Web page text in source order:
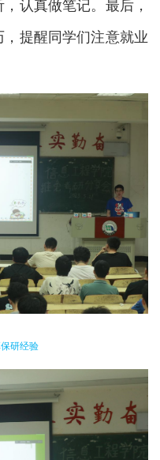
认真做笔记。最后，
提醒同学们注意就业
研经验